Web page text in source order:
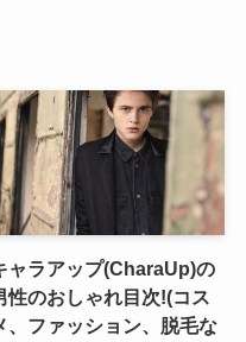
ャラアップ(CharaUp)の
性のおしゃれ目次!(コス
、ファッション、脱毛な